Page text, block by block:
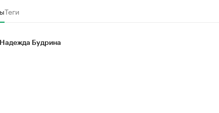
Теги
Надежда Будрина